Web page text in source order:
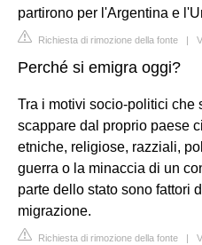
partirono per l'Argentina e
Richiesta di rimozione della fonte |
Perché si emigra oggi?
Tra i motivi socio-politici che
scappare dal proprio paese
etniche, religiose, razziali,
guerra o la minaccia di un
parte dello stato sono fattori
migrazione.
Richiesta di rimozione della fonte |